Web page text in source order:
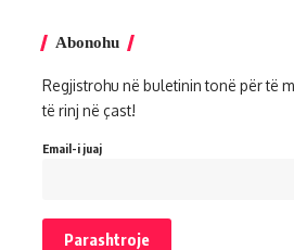
Abonohu
Regjistrohu në buletinin tonë për të
të rinj në çast!
Email-i juaj